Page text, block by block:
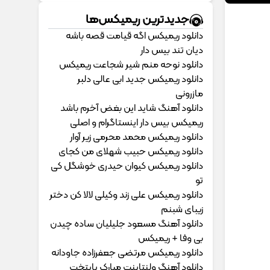
جدیدترین ریمیکس‌ها
دانلود ریمیکس اگه قیامت قصه باشه
دیان تند بیس دار
دانلود نوحه منم شیر شجاعت ریمیکس
دانلود ریمیکس جدید ابی عالی دلبر
مازرونی
دانلود آهنگ شاید این بغض آخرم باشد
ریمیکس بیس دار اینستاگرام و اصلی
دانلود ریمیکس محمد محرمی زیر آوار
دانلود ریمیکس حبیب شهلای من کجای
دانلود ریمیکس کیوان حیدری خوشگل کی
تو
دانلود ریمیکس علی زند وکیلی لالا کن دختر
زیبای شبنم
دانلود آهنگ مسعود جلیلیان ساده چیدن
بی وفا + ریمیکس
دانلود ریمیکس مرتضی جعفرزاده جاودانه